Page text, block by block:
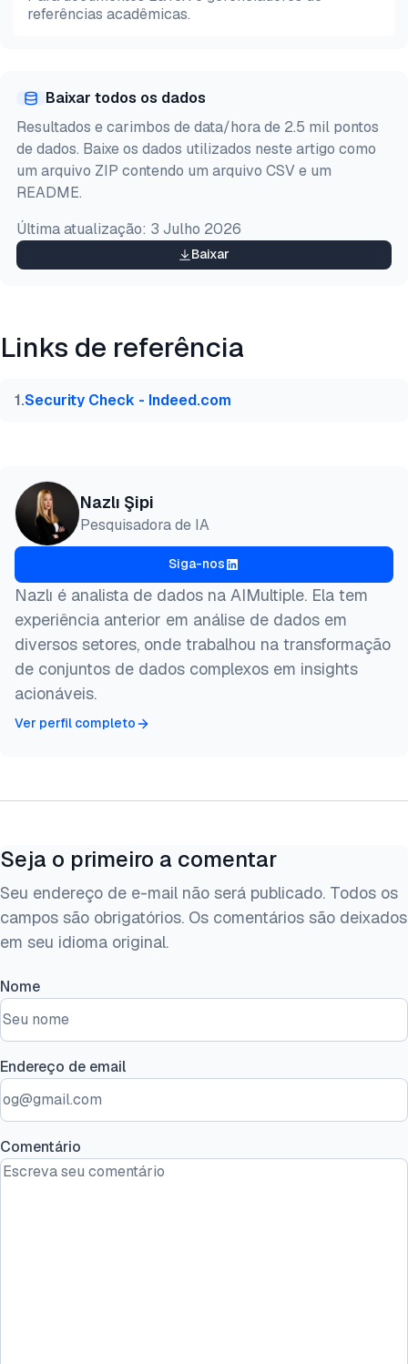
referências acadêmicas.
@misc{sipi2026,
  author = {Şipi, Nazlı},
title  = {{Top 5 Scrapers Web para Indeed
  year   = {2026},
  month  = jul,
  note   = {AIMultiple. Acessado em 24 Julho 2026}
}
Baixar todos os dados
Resultados e carimbos de data/hora de 2.5 mil pontos
de dados. Baixe os dados utilizados neste artigo como
um arquivo ZIP contendo um arquivo CSV e um
README.
Última atualização: 3 Julho 2026
Baixar
Links de referência
1.Security Check - Indeed.com
Nazlı Şipi
Pesquisadora de IA
Siga-nos
Nazlı é analista de dados na AIMultiple. Ela tem
experiência anterior em análise de dados em
diversos setores, onde trabalhou na transformação
de conjuntos de dados complexos em insights
acionáveis.
Ver perfil completo
Seja o primeiro a comentar
Seu endereço de e-mail não será publicado. Todos os
campos são obrigatórios. Os comentários são deixados
em seu idioma original.
Nome
Endereço de email
Comentário